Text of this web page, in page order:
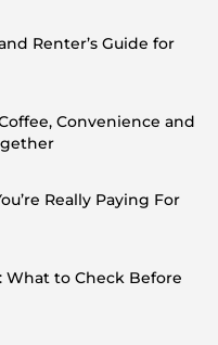
Renter’s Guide for
Convenience and
Really Paying For
to Check Before